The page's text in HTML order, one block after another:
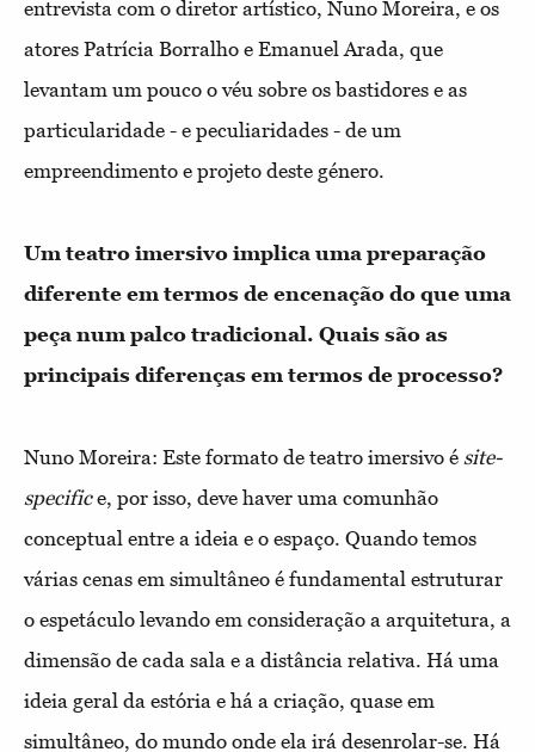
entrevista com o diretor artístico, Nuno Moreira, e os
atores Patrícia Borralho e Emanuel Arada, que
levantam um pouco o véu sobre os bastidores e as
particularidade - e peculiaridades - de um
empreendimento e projeto deste género.
Um teatro imersivo implica uma preparação
diferente em termos de encenação do que uma
peça num palco tradicional. Quais são as
principais diferenças em termos de processo?
Nuno Moreira: Este formato de teatro imersivo é site-
specifice, por isso, deve haver uma comunhão
conceptual entre a ideia e o espaço. Quando temos
várias cenas em simultâneo é fundamental estruturar
o espetáculo levando em consideração a arquitetura, a
dimensão de cada sala e a distância relativa. Há uma
ideia geral da estória e há a criação, quase em
simultâneo, do mundo onde ela irá desenrolar-se. Há